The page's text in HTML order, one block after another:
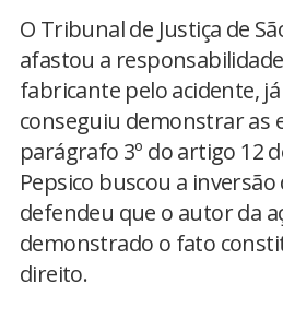
O Tribunal de Justiça de
afastou a
fabricante pelo acidente,
conseguiu demonstrar as
parágrafo 3º do artigo 12
Pepsico buscou a
defendeu que o autor da
demonstrado o fato
direito.